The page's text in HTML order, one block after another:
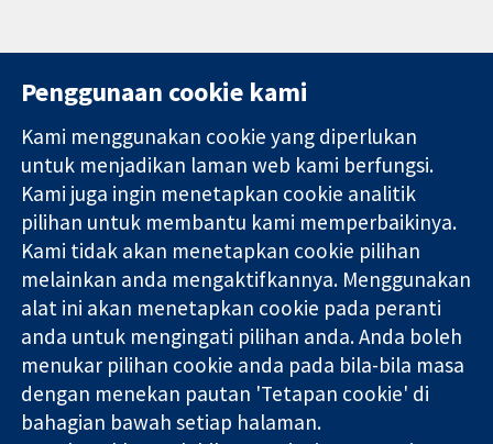
Bukti yang
dipercayai.
keputusan
termaklum
Kesihatan yang
lebih baik
11-13 Cavendish
Square
London
W1G 0AN
United Kingdom
Hubungi kita
Berita
Pejabat
akhbar
Perihal Kami
Pekerjaan
Cochrane
Library
Kolaborasi Cochrane ialah sebuah badan amal (no. 1045921) dan
sebuah syarikat terhad oleh jaminan (no. 03044323) yang
Penggunaan cookie kami
Kami menggunakan cookie yang diperlukan
untuk menjadikan laman web kami berfungsi.
Kami juga ingin menetapkan cookie analitik
pilihan untuk membantu kami memperbaikinya.
Kami tidak akan menetapkan cookie pilihan
melainkan anda mengaktifkannya. Menggunakan
alat ini akan menetapkan cookie pada peranti
anda untuk mengingati pilihan anda. Anda boleh
menukar pilihan cookie anda pada bila-bila masa
dengan menekan pautan 'Tetapan cookie' di
bahagian bawah setiap halaman.